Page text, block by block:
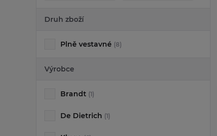
Druh zboží
Plně vestavné (8)
Výrobce
Brandt (1)
De Dietrich (1)